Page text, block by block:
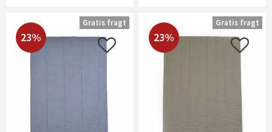
23%
Gratis fragt
23%
Gratis fragt